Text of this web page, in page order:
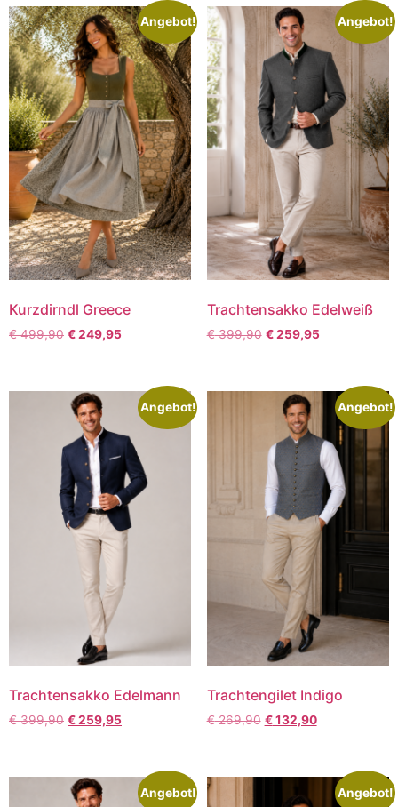
Angebot!
Kurzdirndl Greece
€499,90 €249,95
Angebot!
Trachtensakko Edelweiß
€399,90 €259,95
Angebot!
Trachtensakko Edelmann
€399,90 €259,95
Angebot!
Trachtengilet Indigo
€269,90 €132,90
Angebot! Angebot!